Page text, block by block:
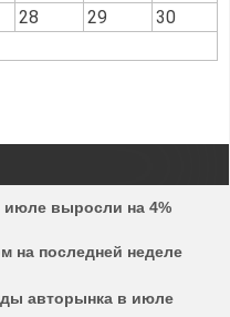
28 29
30
июле выросли на 4%
на последней неделе
авторынка в июле